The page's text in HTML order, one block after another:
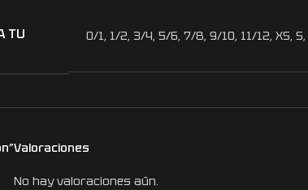
TU
0/1, 1/2, 3/4, 5/6, 7/8, 9/10, 11/12, XS, S,
Valoraciones
No hay valoraciones aún.